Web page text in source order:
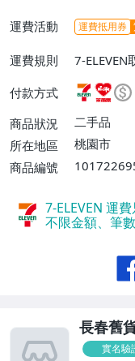
運費活動 運費抵用券
運費規則
7-
富取貨付
【單件運費
付款方式
商品狀況
二手品
所在地區
桃園市
商品編號
7-ELEVEN 運
不限金額、筆
長春舊
實名驗